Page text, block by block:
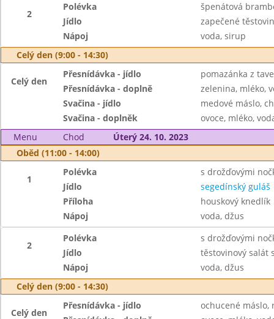
2
Polévka
špenátová
Jídlo
zapečené
Nápoj
voda, sirup
Celý den (9:00 - 14:30)
Celý den
Přesnídávka - jídlo
pomazánka z
Přesnídávka - doplně
zelenina, mléko,
Svačina - jídlo
medové máslo,
Svačina - doplněk
ovoce, mléko,
Menu
Chod
Úterý 24. 10. 2023
Oběd (11:00 - 14:00)
1
Polévka
s drožďovými
Jídlo
segedínský guláš
Příloha
houskový knedlík
Nápoj
voda, džus
2
Polévka
s drožďovými
Jídlo
těstovinový salát
Nápoj
voda, džus
Celý den (9:00 - 14:30)
Celý den
Přesnídávka - jídlo
ochucené máslo,